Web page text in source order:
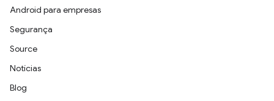
Android para empresas
Segurança
Source
Notícias
Blog